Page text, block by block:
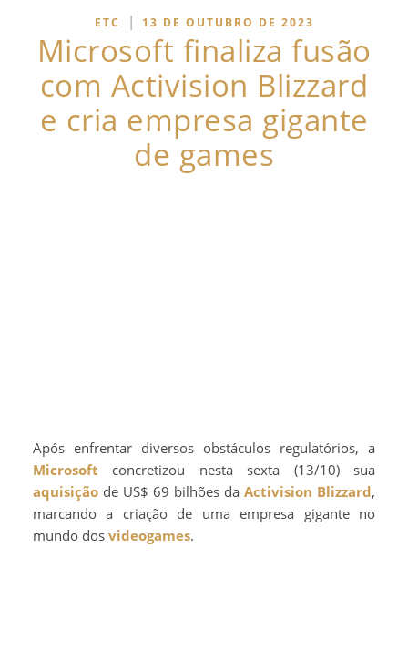
ETC | 13 DE OUTUBRO DE 2023
Microsoft finaliza fusão
com Activision Blizzard
e cria empresa gigante
de games
Após enfrentar diversos obstáculos regulatórios, a
Microsoft concretizou nesta sexta (13/10) sua
aquisição de US$ 69 bilhões da Activision Blizzard,
marcando a criação de uma empresa gigante no
mundo dos videogames.